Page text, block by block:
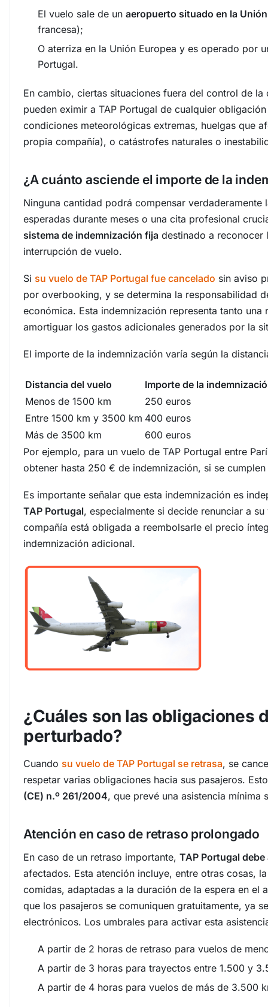
El vuelo sale de un aeropuerto situado en la
francesa);
O aterriza en la Unión Europea y es operado por
Portugal.
En cambio, ciertas situaciones fuera del control de
pueden eximir a TAP Portugal de cualquier
condiciones meteorológicas extremas, huelgas que
propia compañía), o catástrofes naturales o
¿A cuánto asciende el importe de la
Ninguna cantidad podrá compensar
esperadas durante meses o una cita profesional
sistema de indemnización fija destinado a reconocer
interrupción de vuelo.
Si su vuelo de TAP Portugal fue cancelado sin aviso
por overbooking, y se determina la responsabilidad
económica. Esta indemnización representa tanto
amortiguar los gastos adicionales generados por la
El importe de la indemnización varía según la
Distancia del vuelo
Importe de la
Menos de 1500 km
250 euros
Entre 1500 km y 3500 km 400 euros
Más de 3500 km
600 euros
Por ejemplo, para un vuelo de TAP Portugal entre
obtener hasta 250 € de indemnización, si se
Es importante señalar que esta indemnización es
TAP Portugal, especialmente si decide renunciar a
compañía está obligada a reembolsarle el precio
indemnización adicional.
¿Cuáles son las obligaciones
perturbado?
Cuando su vuelo de TAP Portugal se retrasa, se
respetar varias obligaciones hacia sus pasajeros.
(CE) n.º 261/2004, que prevé una asistencia
Atención en caso de retraso prolongado
En caso de un retraso importante, TAP Portugal
afectados. Esta atención incluye, entre otras cosas,
comidas, adaptadas a la duración de la espera en
que los pasajeros se comuniquen gratuitamente, ya
electrónicos. Los umbrales para activar esta
A partir de 2 horas de retraso para vuelos de
A partir de 3 horas para trayectos entre 1.500 y
A partir de 4 horas para vuelos de más de 3.500